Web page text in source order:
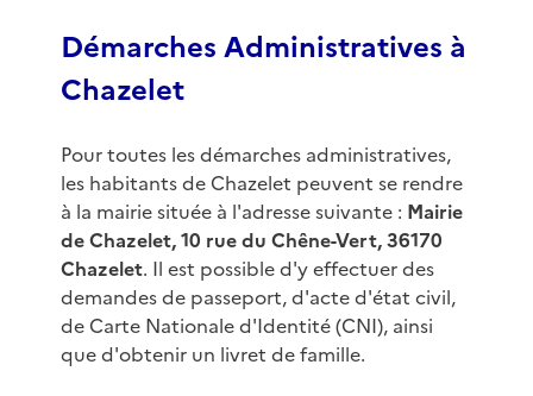
Démarches Administratives à
Chazelet
Pour toutes les démarches administratives,
les habitants de Chazelet peuvent se rendre
à la mairie située à l'adresse suivante : Mairie
de Chazelet, 10 rue du Chêne-Vert, 36170
Chazelet. Il est possible d'y effectuer des
demandes de passeport, d'acte d'état civil,
de Carte Nationale d'Identité (CNI), ainsi
que d'obtenir un livret de famille.